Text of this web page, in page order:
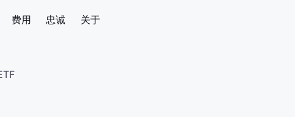
费用 忠诚 关于